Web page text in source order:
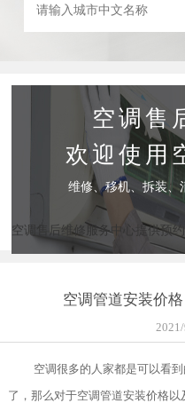
空调售
欢迎使用
维修、移机、拆装、
空调售后维修服务中心提供预
空调管道安装价
空调很多的人家都是可以看
了，那么对于空调管道安装价格